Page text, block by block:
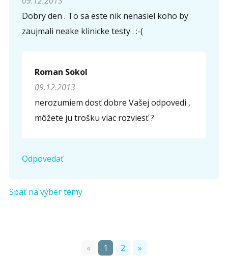
Dobry den . To sa este nik nenasiel koho by
zaujmali neake klinicke testy . :-(
Roman Sokol
09.12.2013
nerozumiem dosť dobre Vašej odpovedi ,
môžete ju trošku viac rozviesť ?
Odpovedať
Späť na výber témy
« 1 2 »